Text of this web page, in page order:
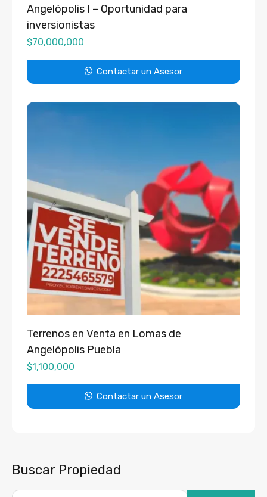
Angelópolis I – Oportunidad para
inversionistas
$70,000,000
Contactar un Asesor
Terrenos en Venta en Lomas de
Angelópolis Puebla
$1,100,000
Contactar un Asesor
Buscar Propiedad